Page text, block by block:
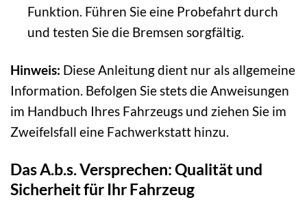
Funktion. Führen Sie eine Probefahrt durch
und testen Sie die Bremsen sorgfältig.
Hinweis: Diese Anleitung dient nur als allgemeine
Information. Befolgen Sie stets die Anweisungen
im Handbuch Ihres Fahrzeugs und ziehen Sie im
Zweifelsfall eine Fachwerkstatt hinzu.
Das A.b.s. Versprechen: Qualität und
Sicherheit für Ihr Fahrzeug